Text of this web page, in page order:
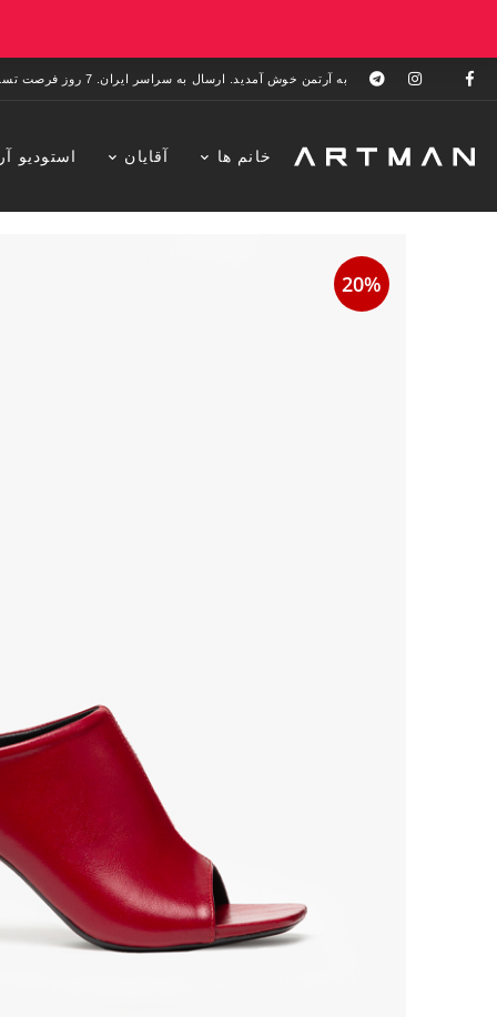
به آرتمن خوش آمدید. ارسال به سراسر ایران. 7 روز فرصت تست در منزل. 1 سال خدمات پس از فروش.
خانم ها آقایان استودیو
20%